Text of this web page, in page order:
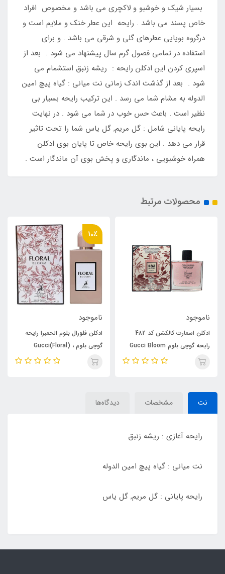
بسیار شیک و خوشبو و لاکچری می باشد و مخصوص افراد
خاص پسند می باشد . رایحه این عطر خنک و ملایم است و
درگروه بویایی عطرهای گلی و شرقی می باشد . و برای
استفاده در تمامی فصول گرم سال پیشنهاد می ‌شود . بعد از
اسپری کردن این ادکلن رایحه : ریشه زنبق استشمام می
شود . بعد از گذشت اندک زمانی نت میانی : گیاه پیچ امین
الدوله به مشام شما می رسد . این ترکیب رایحه بسیار بی
نظیر است . باعث حس خوب در شما می شود . در نهایت
رایحه پایانی شامل : گل مریم, گل یاس شما را تحت تاثیر
قرار می دهد . این بوی رایحه خاص تا پایان بوی ادکلن
همراه خوشبویی ، ماندگاری و پخش بوی آن ماندگار است .
محصولات مرتبط
ناموجود
ادکلن فلورال بلوم الحمبرا رایحه
گوچی بلوم ، Gucci(Floral)
ناموجود
رایحه گوچی بلوم Gucci Bloom
نت مشخصات دیدگاه‌ها
رایحه آغازی : ریشه زنبق
نت میانی : گیاه پیچ امین الدوله
رایحه پایانی : گل مریم, گل یاس